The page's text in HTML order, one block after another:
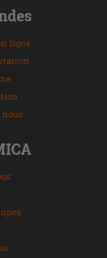
ligne
nous